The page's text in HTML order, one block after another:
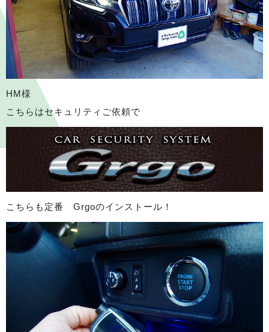
HM様
こちらはセキュリティご依頼で
こちらも定番 Grgoのインストール！